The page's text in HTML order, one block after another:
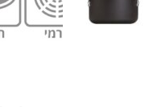
מתנות למטבח
מתכונים שלכם